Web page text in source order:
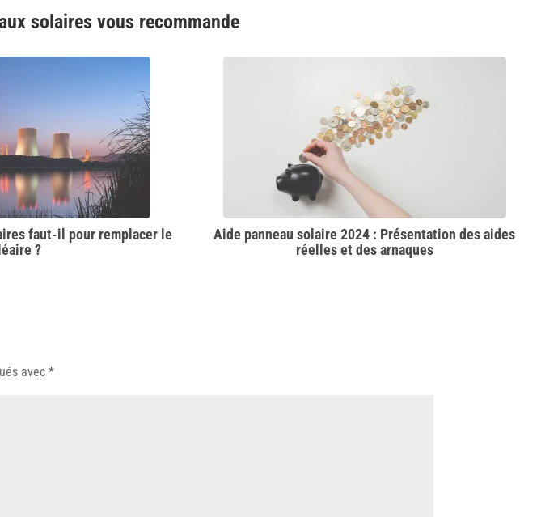
solaires vous recommande
faut-il pour remplacer le
?
Aide panneau solaire 2024 : Présentation des aides
réelles et des arnaques
avec*